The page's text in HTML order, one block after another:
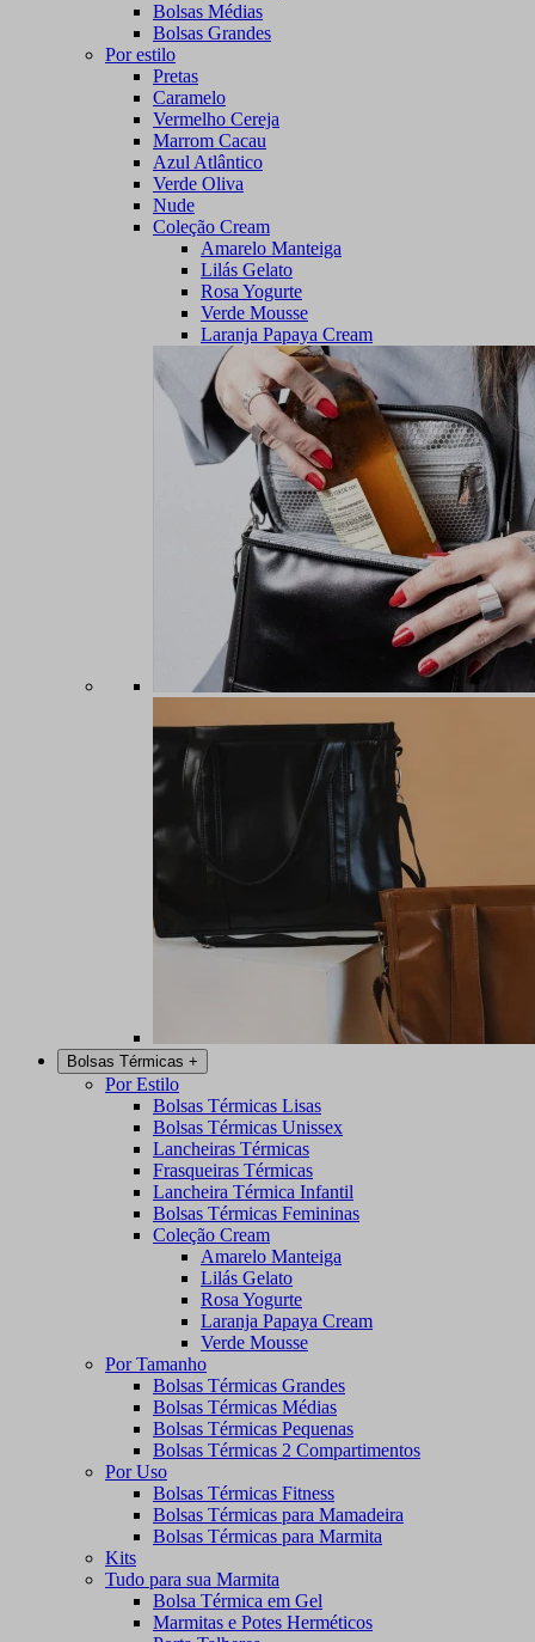
Bolsas Médias
Bolsas Grandes
Por estilo
Pretas
Caramelo
Vermelho Cereja
Marrom Cacau
Azul Atlântico
Verde Oliva
Nude
Coleção Cream
Amarelo Manteiga
Lilás Gelato
Rosa Yogurte
Verde Mousse
Laranja Papaya Cream
Bolsas Térmicas +
Por Estilo
Bolsas Térmicas Lisas
Bolsas Térmicas Unissex
Lancheiras Térmicas
Frasqueiras Térmicas
Lancheira Térmica Infantil
Bolsas Térmicas Femininas
Coleção Cream
Amarelo Manteiga
Lilás Gelato
Rosa Yogurte
Laranja Papaya Cream
Verde Mousse
Por Tamanho
Bolsas Térmicas Grandes
Bolsas Térmicas Médias
Bolsas Térmicas Pequenas
Bolsas Térmicas 2 Compartimentos
Por Uso
Bolsas Térmicas Fitness
Bolsas Térmicas para Mamadeira
Bolsas Térmicas para Marmita
Kits
Tudo para sua Marmita
Bolsa Térmica em Gel
Marmitas e Potes Herméticos